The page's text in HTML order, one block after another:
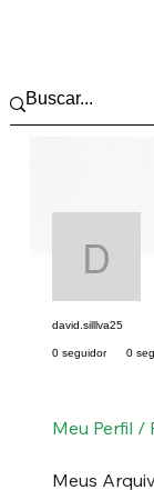
david.silllva25
0 seguidor 0
Meu Perfil /
Meus